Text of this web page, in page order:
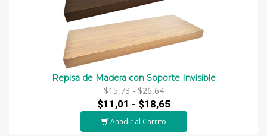
Repisa de Madera con Soporte Invisible
$15,73 -$26,64
$11,01 - $18,65
Añadir al Carrito